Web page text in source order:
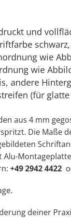
und
wie
wie
andere
(für
aus 4 mm
Die Maße
+49 2942 4422
deiner